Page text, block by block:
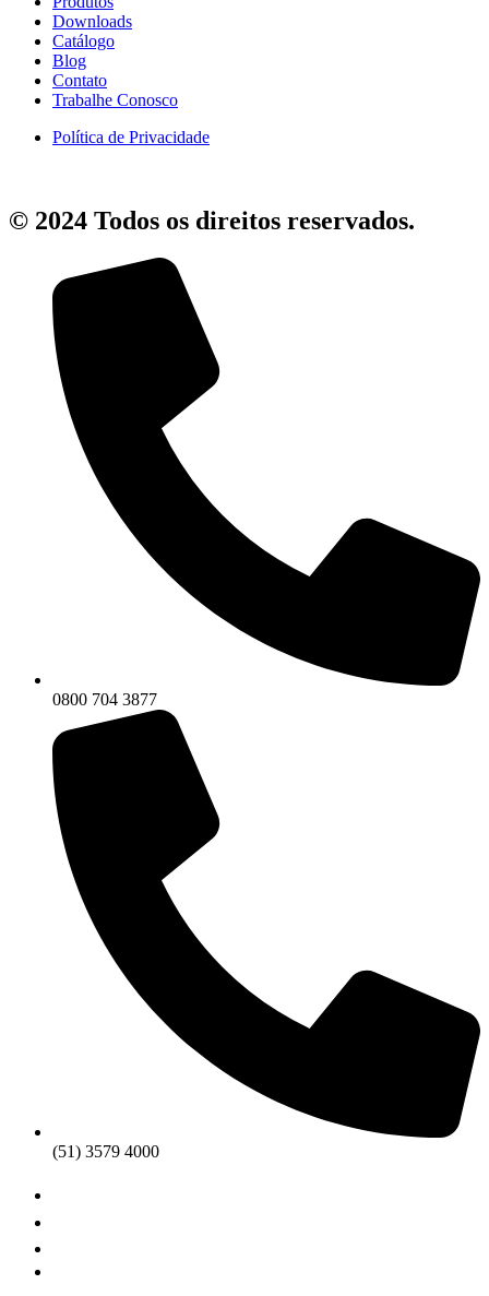
Downloads
Catálogo
Blog
Contato
Trabalhe Conosco
Política de Privacidade
© 2024 Todos os direitos reservados.
0800 704 3877
(51) 3579 4000